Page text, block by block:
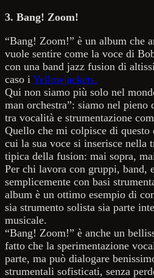
3. Bang! Zoom!
“Bang! Zoom!” è un album che
vuole sentire come la voce di
con una band jazz fusion di
caso i Yellowjackets.
Qui non siamo più solo nel
man orchestra”: siamo nel
tra vocalità e strumentazione
Quello che mi colpisce di questo
cui la sua voce si inserisce nella
tipica della fusion: mai sopra,
Per chi lavora con gruppi, band,
semplicemente con basi
album è un ottimo esempio di
sia strumento solista sia parte
musicale.
“Bang! Zoom!” è anche un
fatto che la sperimentazione
parte, ma può dialogare
strumentali sofisticati, senza